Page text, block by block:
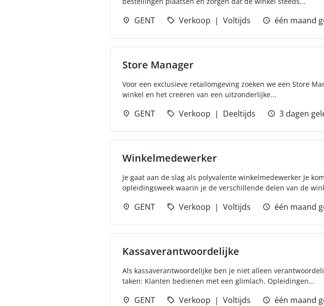
GENT Verkoop Voltijds één maand
Store Manager
Voor een exclusieve retailomgeving zoeken we een Store
winkel en het creëren van een uitzonderlijke...
GENT Verkoop Deeltijds 3 dagen
Winkelmedewerker
Je gaat aan de slag als polyvalente winkelmedewerker Je
opleidingsweek waarin je de verschillende delen van de
GENT Verkoop Voltijds één maand
Kassaverantwoordelijke
Als kassaverantwoordelijke ben je niet alleen
taken: Klanten bedienen met een glimlach. Opleidingen...
GENT Verkoop Voltijds één maand